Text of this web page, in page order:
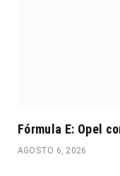
Fórmula E: Opel
AGOSTO 6, 2026